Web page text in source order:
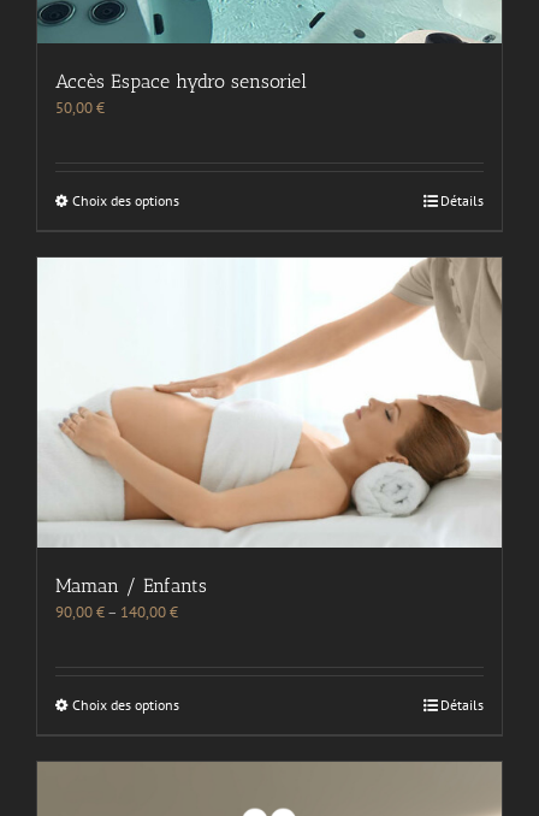
Accès Espace hydro sensoriel
50,00€
Choix des options Détails
Maman / Enfants
90,00€– 140,00€
Choix des options Détails